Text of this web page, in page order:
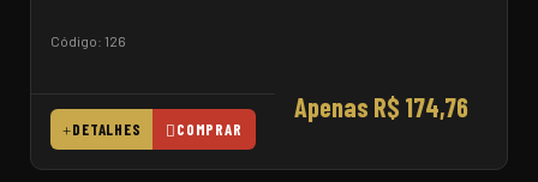
Código: 126
Apenas R$ 174,76
DETALHES COMPRAR